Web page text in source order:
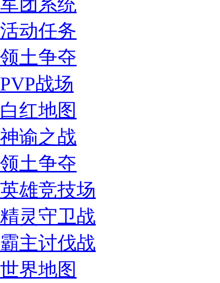
活动任务
领土争夺
PVP战场
白红地图
神谕之战
领土争夺
英雄竞技场
精灵守卫战
霸主讨伐战
世界地图